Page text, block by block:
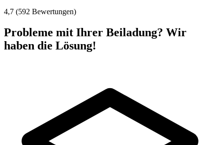
4,7 (592 Bewertungen)
Probleme mit Ihrer Beiladung? Wir
haben die Lösung!